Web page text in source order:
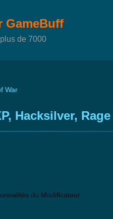
GameBuff
de 7000
War
Hacksilver,